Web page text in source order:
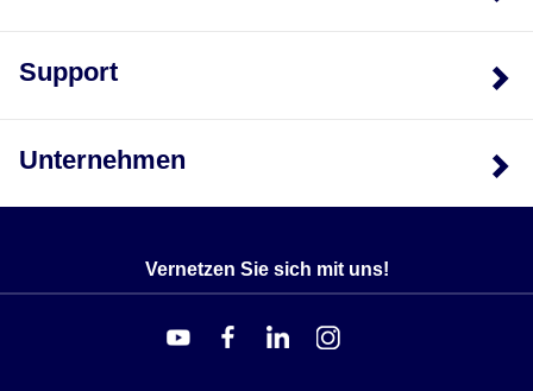
Support
Unternehmen
Vernetzen Sie sich mit uns!